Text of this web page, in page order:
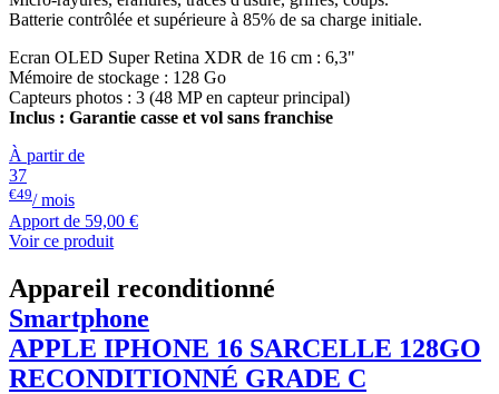
Batterie contrôlée et supérieure à 85% de sa charge initiale.
Ecran OLED Super Retina XDR de 16 cm : 6,3"
Mémoire de stockage : 128 Go
Capteurs photos : 3 (48 MP en capteur principal)
Inclus : Garantie casse et vol sans franchise
À partir de
37
€49/ mois
Apport de 59,00 €
Voir ce produit
Appareil reconditionné
Smartphone
APPLE IPHONE 16 SARCELLE 128GO
RECONDITIONNÉ GRADE C